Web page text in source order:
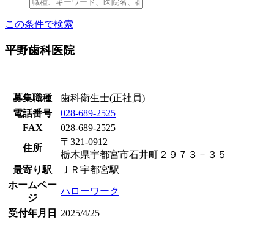
この条件で検索
平野歯科医院
募集職種
歯科衛生士(正社員)
電話番号
028-689-2525
FAX
028-689-2525
住所
〒321-0912
栃木県宇都宮市石井町２９７３－３５
最寄り駅
ＪＲ宇都宮駅
ホームペー
ジ
ハローワーク
受付年月日 2025/4/25